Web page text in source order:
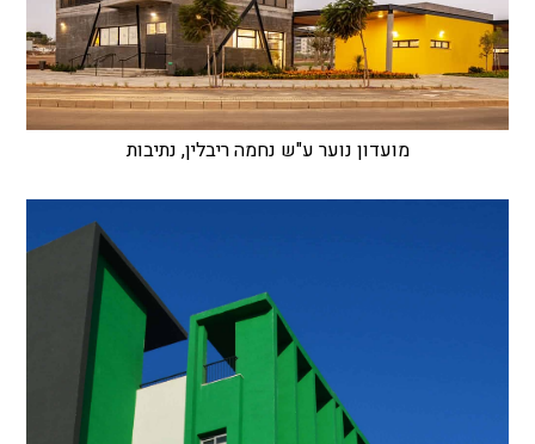
מועדון נוער ע"ש נחמה ריבלין, נתיבות